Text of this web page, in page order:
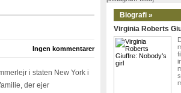
Ingen kommentarer
i staten New York i
der ejer
Biografi »
Virginia Roberts